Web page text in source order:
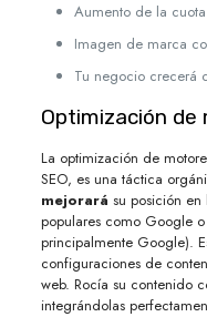
Aumento de la
Imagen de marca
Tu negocio crecerá
Optimización de
La optimización de
SEO, es una táctica
mejorará su posición
populares como Google
principalmente Google).
configuraciones de
web. Rocía su contenido
integrándolas